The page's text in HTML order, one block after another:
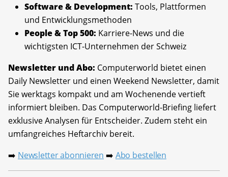
Software & Development: Tools, Plattformen
und Entwicklungsmethoden
People & Top 500: Karriere-News und die
wichtigsten ICT-Unternehmen der Schweiz
Newsletter und Abo: Computerworld bietet einen
Daily Newsletter und einen Weekend Newsletter, damit
Sie werktags kompakt und am Wochenende vertieft
informiert bleiben. Das Computerworld-Briefing liefert
exklusive Analysen für Entscheider. Zudem steht ein
umfangreiches Heftarchiv bereit.
➡️ Newsletter abonnieren ➡️ Abo bestellen